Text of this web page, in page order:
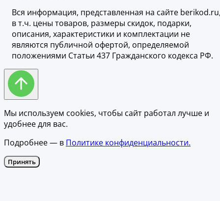
Вся информация, представленная на сайте
в т.ч. цены товаров, размеры скидок, подарки,
описания, характеристики и комплектации не
являются публичной офертой, определяемой
положениями Статьи 437 Гражданского кодекса РФ.
Мы используем cookies, чтобы сайт работал лучше и
удобнее для вас.
Подробнее — в Политике конфиденциальности.
Принять